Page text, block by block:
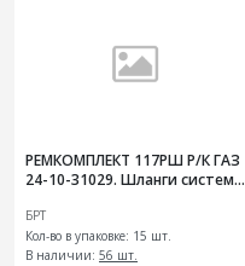
РЕМКОМПЛЕКТ 117РШ Р/К ГАЗ
24-10-31029. Шланги системы
ЗМЗ-402
БРТ
Кол-во в упаковке: 15 шт.
В наличии: 56 шт.